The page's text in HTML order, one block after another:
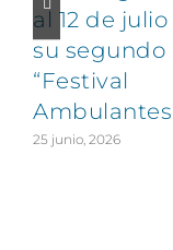
al 12 de
su segundo
“Festival
25 junio, 2026